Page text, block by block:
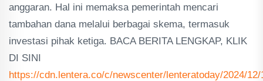
anggaran. Hal ini memaksa pemerintah mencari
tambahan dana melalui berbagai skema, termasuk
investasi pihak ketiga. BACA BERITA LENGKAP, KLIK
DI SINI
https://cdn.lentera.co/c/newscenter/lenteratoday/2024/12/